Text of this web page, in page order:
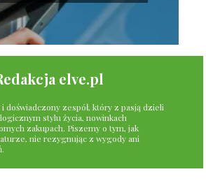
elve.pl
doświadczony zespół, który z pasją dzieli
stylu życia, nowinkach
zakupach. Piszemy o tym, jak
nie rezygnując z wygody ani